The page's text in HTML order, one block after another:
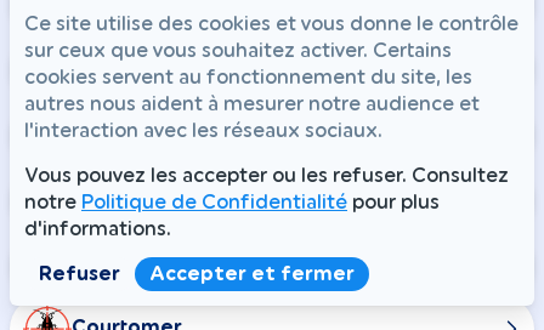
Rampillon
Combs-la-Ville
Champdeuil
Chaumes-en-Brie
Ce site utilise des cookies et vous donne le contrôle
sur ceux que vous souhaitez activer. Certains
cookies servent au fonctionnement du site, les
autres nous aident à mesurer notre audience et
l'interaction avec les réseaux sociaux.
Vous pouvez les accepter ou les refuser. Consultez
notre Politique de Confidentialité pour plus
d'informations.
Refuser Accepter et fermer